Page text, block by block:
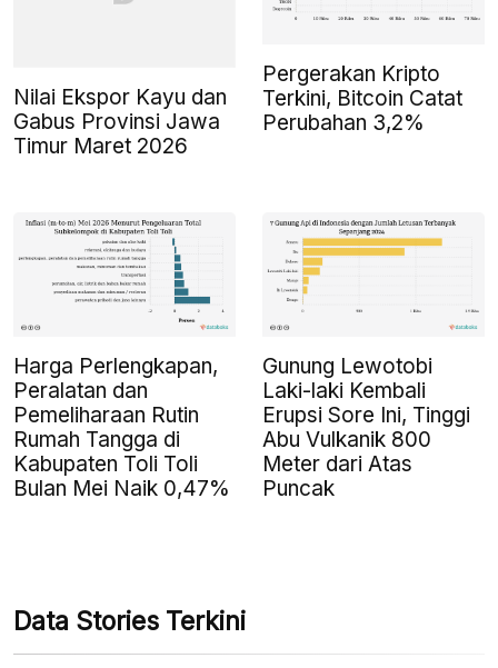
Nilai Ekspor Kayu dan
Gabus Provinsi Jawa
Timur Maret 2026
Pergerakan Kripto
Terkini, Bitcoin Catat
Perubahan 3,2%
Harga Perlengkapan,
Peralatan dan
Pemeliharaan Rutin
Rumah Tangga di
Kabupaten Toli Toli
Bulan Mei Naik 0,47%
Gunung Lewotobi
Laki-laki Kembali
Erupsi Sore Ini, Tinggi
Abu Vulkanik 800
Meter dari Atas
Puncak
Data Stories Terkini